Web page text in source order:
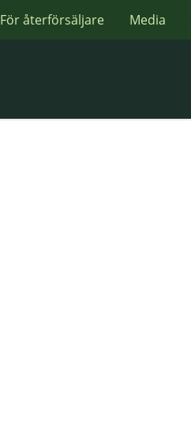
För återförsäljare Media